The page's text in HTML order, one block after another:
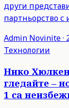
други
партньорство с
Admin Novinite·
Технологии
Нико
гледайте –
1 са